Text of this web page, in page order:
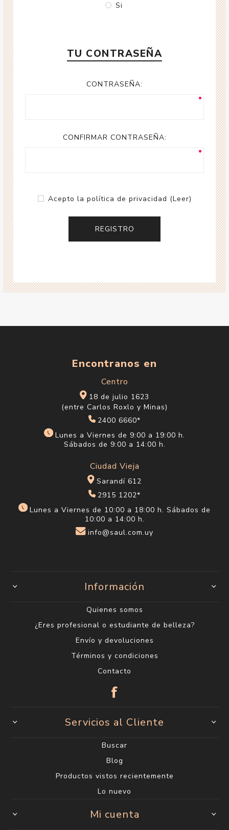
Si
TU CONTRASEÑA
CONTRASEÑA:
CONFIRMAR CONTRASEÑA:
Acepto la política de privacidad (Leer)
Encontranos en
Centro
18 de julio 1623
(entre Carlos Roxlo y Minas)
2400 6660*
Lunes a Viernes de 9:00 a 19:00 h.
Sábados de 9:00 a 14:00 h.
Ciudad Vieja
Sarandí 612
2915 1202*
Lunes a Viernes de 10:00 a 18:00 h. Sábados de
10:00 a 14:00 h.
info@saul.com.uy
Información
Quienes somos
¿Eres profesional o estudiante de belleza?
Envío y devoluciones
Términos y condiciones
Contacto
Servicios al Cliente
Buscar
Blog
Productos vistos recientemente
Lo nuevo
Mi cuenta